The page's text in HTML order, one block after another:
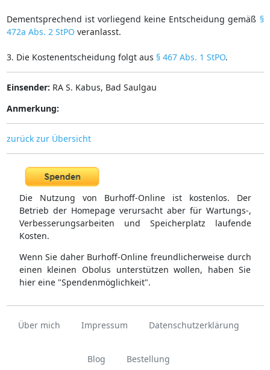
Dementsprechend ist vorliegend keine Entscheidung gemäß §
472a Abs. 2 StPO veranlasst.
3. Die Kostenentscheidung folgt aus § 467 Abs. 1 StPO.
Einsender: RA S. Kabus, Bad Saulgau
Anmerkung:
zurück zur Übersicht
Die Nutzung von Burhoff-Online ist kostenlos. Der
Betrieb der Homepage verursacht aber für Wartungs-,
Verbesserungsarbeiten und Speicherplatz laufende
Kosten.
Wenn Sie daher Burhoff-Online freundlicherweise durch
einen kleinen Obolus unterstützen wollen, haben Sie
hier eine "Spendenmöglichkeit".
Über mich Impressum Datenschutzerklärung
Blog Bestellung